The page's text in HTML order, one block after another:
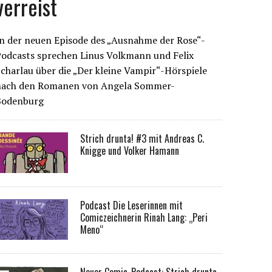
der neuen Episode des „Ausnahme der Rose“-
sprechen Linus Volkmann und Felix
über die „Der kleine Vampir“-Hörspiele
den Romanen von Angela Sommer-
Strich drunta! #3 mit Andreas C.
Knigge und Volker Hamann
Podcast Die Leserinnen mit
Comiczeichnerin Rinah Lang: „Peri
Meno“